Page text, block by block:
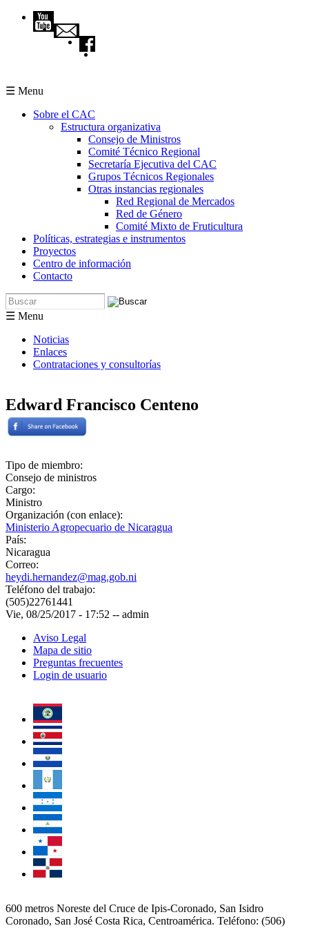
Pasar al contenido principal
☰ Menu
Sobre el CAC
Estructura organizativa
Consejo de Ministros
Comité Técnico Regional
Secretaría Ejecutiva del CAC
Grupos Técnicos Regionales
Otras instancias regionales
Red Regional de Mercados
Red de Género
Comité Mixto de Fruticultura
Políticas, estrategias e instrumentos
Proyectos
Centro de información
Contacto
Formulario de búsqueda
Buscar
☰ Menu
Noticias
Enlaces
Contrataciones y consultorías
Edward Francisco Centeno
Tipo de miembro:
Consejo de ministros
Cargo:
Ministro
Organización (con enlace):
Ministerio Agropecuario de Nicaragua
País:
Nicaragua
Correo:
heydi.hernandez@mag.gob.ni
Teléfono del trabajo:
(505)22761441
Vie, 08/25/2017 - 17:52 -- admin
Aviso Legal
Mapa de sitio
Preguntas frecuentes
Login de usuario
600 metros Noreste del Cruce de Ipis-Coronado, San Isidro
Coronado, San José Costa Rica, Centroamérica. Teléfono: (506)